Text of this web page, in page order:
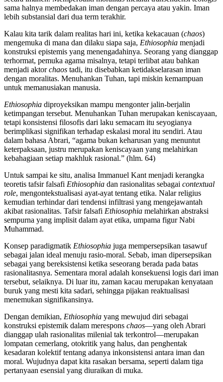
sama halnya membedakan iman dengan percaya atau yakin. Iman
lebih substansial dari dua term terakhir.
Kalau kita tarik dalam realitas hari ini, ketika kekacauan (chaos)
mengemuka di mana dan dilaku siapa saja, Ethiosophia menjadi
konstruksi epistemis yang menengadahinya. Seorang yang dianggap
terhormat, pemuka agama misalnya, tetapi terlibat atau bahkan
menjadi aktorchaos tadi, itu disebabkan ketidakselarasan iman
dengan moralitas. Menuhankan Tuhan, tapi miskin kemampuan
untuk memanusiakan manusia.
Ethiosophia diproyeksikan mampu mengonter jalin-berjalin
ketimpangan tersebut. Menuhankan Tuhan merupakan keniscayaan,
tetapi konsistensi filosofis dari laku semacam itu seyogianya
berimplikasi signifikan terhadap eskalasi moral itu sendiri. Atau
dalam bahasa Abrari, “agama bukan keharusan yang menuntut
keterpaksaan, justru merupakan keniscayaan yang melahirkan
kebahagiaan setiap makhluk rasional.” (hlm. 64)
Untuk sampai ke situ, analisa Immanuel Kant menjadi kerangka
teoretis tafsir falsafi Ethiosophia dan rasionalitas sebagai contextual
role, mengontekstualisasi ayat-ayat tentang etika. Nalar religius
kemudian terhindar dari tendensi infiltrasi yang mengejawantah
akibat rasionalitas. Tafsir falsafi Ethiosophia melahirkan abstraksi
sempurna yang implisit dalam ayat etika, umpama figur Nabi
Muhammad.
Konsep paradigmatik Ethiosophia juga mempersepsikan tasawuf
sebagai jalan ideal menuju rasio-moral. Sebab, iman dipersepsikan
sebagai yang bereksistensi ketika seseorang berada pada batas
rasionalitasnya. Sementara moral adalah konsekuensi logis dari iman
tersebut, selaiknya. Di luar itu, zaman kacau merupakan kenyataan
buruk yang mesti kita sadari, sehingga pijakan reaktualisasi
menemukan signifikansinya.
Dengan demikian, Ethiosophia yang mewujud diri sebagai
konstruksi epistemik dalam merespons chaos—yang oleh Abrari
dianggap ulah rasionalitas milenial tak terkontrol—merupakan
lompatan cemerlang, otokritik yang halus, dan penghentak
kesadaran kolektif tentang adanya inkonsistensi antara iman dan
moral. Wujudnya dapat kita rasakan bersama, seperti dalam tiga
pertanyaan esensial yang diuraikan di muka.